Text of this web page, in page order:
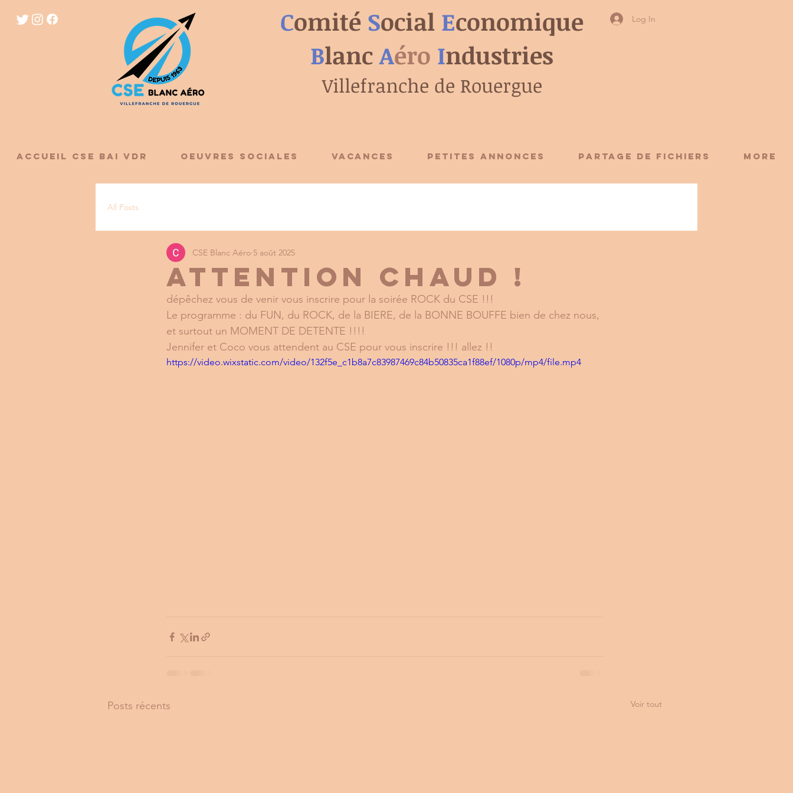
Log In
Comité Social Economique
Blanc Aéro Industries
Villefranche de Rouergue
ACCUEIL CSE BAI VDR OEUVRES SOCIALES VACANCES PETITES ANNONCES Partage de fichiers More
All Posts
attention chaud !
CSE Blanc Aéro 5 août 2025
dépêchez vous de venir vous inscrire pour la soirée ROCK du CSE !!!
Le programme : du FUN, du ROCK, de la BIERE, de la BONNE BOUFFE bien de chez nous,
et surtout un MOMENT DE DETENTE !!!!
Jennifer et Coco vous attendent au CSE pour vous inscrire !!! allez !!
https://video.wixstatic.com/video/132f5e_c1b8a7c83987469c84b50835ca1f88ef/1080p/mp4/file.mp4
Posts récents Voir tout